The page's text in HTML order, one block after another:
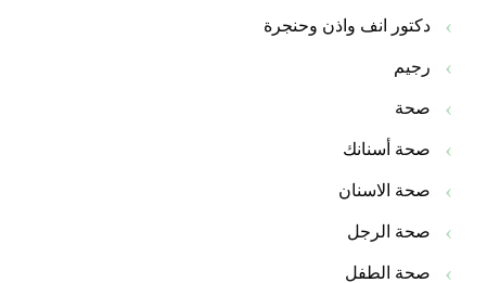
دكتور انف واذن وحنجرة
رجيم
صحة
صحة أسنانك
صحة الاسنان
صحة الرجل
صحة الطفل